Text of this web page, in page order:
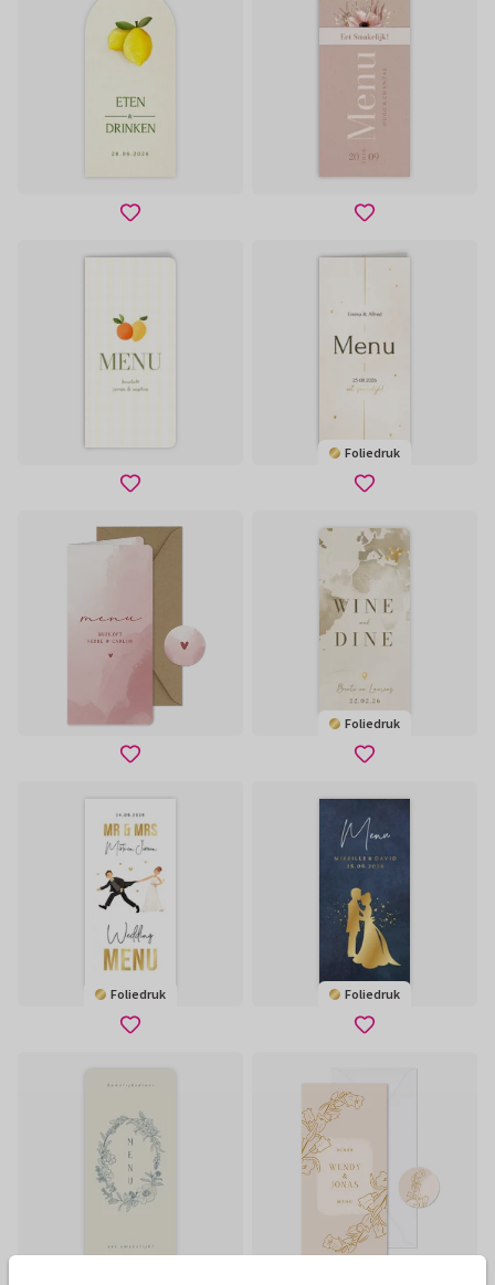
Foliedruk
Foliedruk
Foliedruk Foliedruk